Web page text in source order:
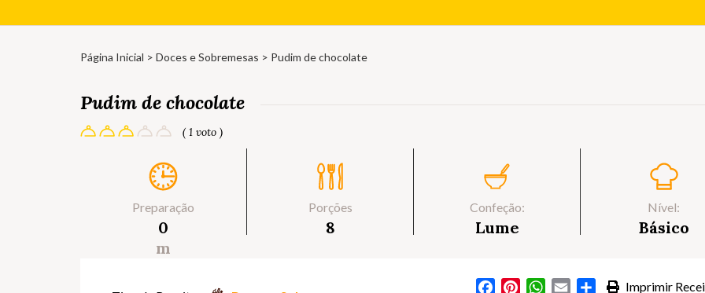
Página Inicial > Doces e Sobremesas > Pudim de chocolate
Pudim de chocolate
( 1 voto )
Preparação
0
m
Porções
8
Confeção:
Lume
Nível:
Básico
Imprimir
FacebookPinterestWhatsApp
Email Partilhar